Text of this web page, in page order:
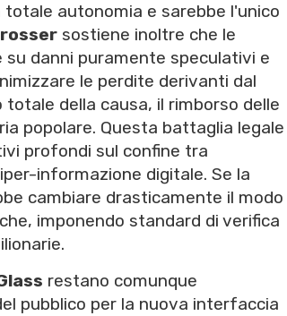
autonomia e sarebbe l'unico
sostiene inoltre che le
su danni puramente speculativi e
le perdite derivanti dal
della causa, il rimborso delle
popolare. Questa battaglia legale
profondi sul confine tra
informazione digitale. Se la
cambiare drasticamente il modo
imponendo standard di verifica
restano comunque
pubblico per la nuova interfaccia